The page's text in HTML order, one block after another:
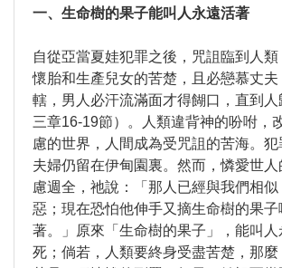
一、生命樹的果子能叫人永遠活著
自從亞當夏娃犯罪之後，咒詛臨到人
懷胎和生產兒女的苦楚，且必戀慕丈夫
轄，男人必汗流滿面才得餬口，直到
三章16-19節）。人類違背神的吩咐，
慮的世界，人間成為受咒詛的苦海。犯
夫婦仍留在伊甸園裏。然而，憐愛世
慮週全，祂說：「那人已經與我們相
惡；現在恐怕他伸手又摘生命樹的果
著。」原來「生命樹的果子」，能叫人
死；倘若，人類要終身受盡苦楚，那